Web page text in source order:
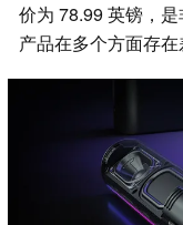
价为 78.99 英镑，
产品在多个方面存在